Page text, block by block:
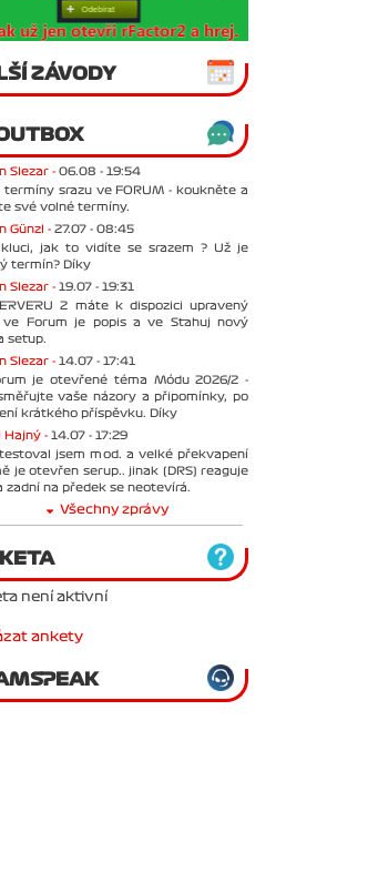
ZÁVODY
Slezar - 06.08 - 19:54
termíny srazu ve FORUM - koukněte a
své volné termíny.
Günzl - 27.07 - 08:45
jak to vidíte se srazem ? Už je
termín? Díky
Slezar - 19.07 - 19:31
2 máte k dispozici upravený
ve Forum je popis a ve Stahuj nový
setup.
Slezar - 14.07 - 17:41
je otevřené téma Módu 2026/2 -
vaše názory a připomínky, po
krátkého příspěvku. Díky
Hajný - 14.07 - 17:29
jsem mod. a velké překvapení
je otevřen serup.. jinak (DRS) reaguje
zadní na předek se neotevírá.
Všechny zprávy
není aktivní
ankety